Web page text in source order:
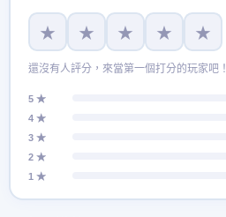
★ ★ ★ ★ ★
還沒有人評分，來當第一個打分的玩家吧！
5 ★
4 ★
3 ★
2 ★
1 ★